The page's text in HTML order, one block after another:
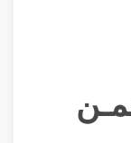
الآخر